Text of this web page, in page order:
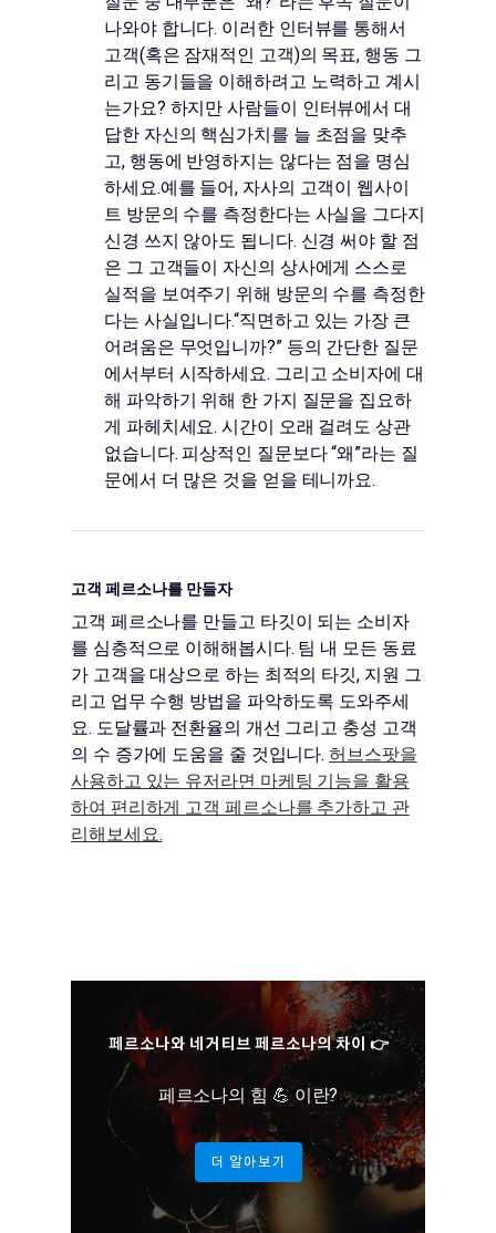
나와야 합니다. 이러한 인터뷰를 통해서
고객(혹은 잠재적인 고객)의 목표, 행동 그
리고 동기들을 이해하려고 노력하고 계시
는가요? 하지만 사람들이 인터뷰에서 대
답한 자신의 핵심가치를 늘 초점을 맞추
고, 행동에 반영하지는 않다는 점을 명심
하세요.예를 들어, 자사의 고객이 웹사이
트 방문의 수를 측정한다는 사실을 그다지
신경 쓰지 않아도 됩니다. 신경 써야 할 점
은 그 고객들이 자신의 상사에게 스스로
실적을 보여주기 위해 방문의 수를 측정한
다는 사실입니다.“직면하고 있는 가장 큰
어려움은 무엇입니까?” 등의 간단한 질문
에서부터 시작하세요. 그리고 소비자에 대
해 파악하기 위해 한 가지 질문을 집요하
게 파헤치세요. 시간이 오래 걸려도 상관
없습니다. 피상적인 질문보다 “왜”라는 질
문에서 더 많은 것을 얻을 테니까요.
고객 페르소나를 만들자
고객 페르소나를 만들고 타깃이 되는 소비자
를 심층적으로 이해해봅시다. 팀 내 모든 동료
가 고객을 대상으로 하는 최적의 타깃, 지원 그
리고 업무 수행 방법을 파악하도록 도와주세
요. 도달률과 전환율의 개선 그리고 충성 고객
의 수 증가에 도움을 줄 것입니다.허브스팟을
사용하고 있는 유저라면 마케팅 기능을 활용
하여 편리하게 고객 페르소나를 추가하고 관
리해보세요.
페르소나와 네거티브 페르소나의 차이 👉
페르소나의 힘 💪 이란?
더 알아보기